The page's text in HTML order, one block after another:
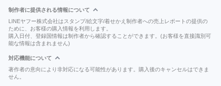
制作者に提供される情報について
LINEヤフー株式会社はスタンプ/絵文字/着せかえ制作者への売上レポートの提供の
ために、お客様の購入情報を利用します。
購入日付、登録国情報は制作者から確認することができます。(お客様を直接識別可
能な情報は含まれません)
対応機能について
著作者の意向により非対応になる可能性があります。購入後のキャンセルはできま
せん。